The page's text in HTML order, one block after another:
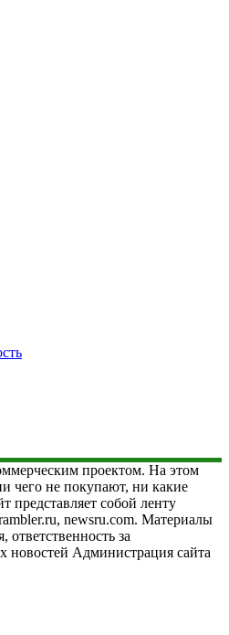
проектом. На этом
чего не покупают, ни какие
представляет собой ленту
newsru.com. Материалы
за
новостей Администрация сайта